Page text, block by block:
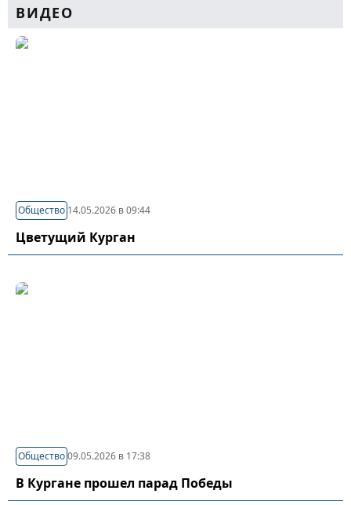
ВИДЕО
Общество 14.05.2026 в 09:44
Цветущий Курган
Общество09.05.2026 в 17:38
В Кургане прошел парад Победы